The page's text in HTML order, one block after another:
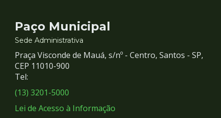
Contato
e
Redes
Sociais
Paço Municipal
Sede Administrativa
Praça Visconde de Mauá, s/nº - Centro, Santos - SP,
CEP 11010-900
Tel:
(13) 3201-5000
Lei de Acesso à Informação